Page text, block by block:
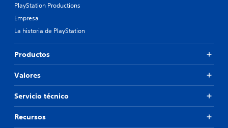
PlayStation Productions
Empresa
La historia de PlayStation
Productos
Valores
Servicio técnico
Recursos